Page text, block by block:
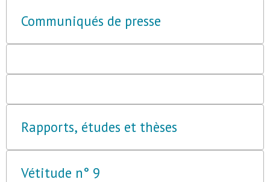
Communiqués de presse
Rapports, études et thèses
Vétitude n° 9